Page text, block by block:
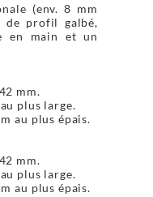
(env. 8 mm
de profil galbé,
en main et un
mm.
plus large.
au plus épais.
mm.
plus large.
au plus épais.